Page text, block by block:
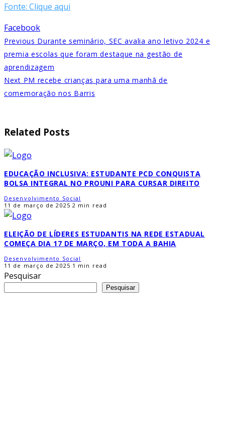
Fonte: Clique aqui
Facebook
Previous Durante seminário, SEC avalia ano letivo 2024 e
premia escolas que foram destaque na gestão de
aprendizagem
Next PM recebe crianças para uma manhã de
comemoração nos Barris
Related Posts
EDUCAÇÃO INCLUSIVA: ESTUDANTE PCD CONQUISTA
BOLSA INTEGRAL NO PROUNI PARA CURSAR DIREITO
Desenvolvimento Social
11 de março de 2025 2 min read
ELEIÇÃO DE LÍDERES ESTUDANTIS NA REDE ESTADUAL
COMEÇA DIA 17 DE MARÇO, EM TODA A BAHIA
Desenvolvimento Social
11 de março de 2025 1 min read
Pesquisar
Pesquisar